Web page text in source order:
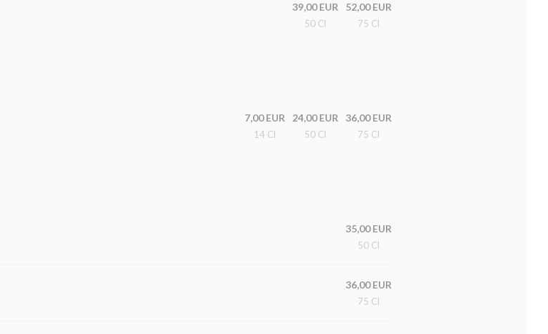
39,00 EUR
50 Cl
52,00 EUR
75 Cl
7,00 EUR
14 Cl
24,00 EUR
50 Cl
36,00 EUR
75 Cl
35,00 EUR
50 Cl
36,00 EUR
75 Cl